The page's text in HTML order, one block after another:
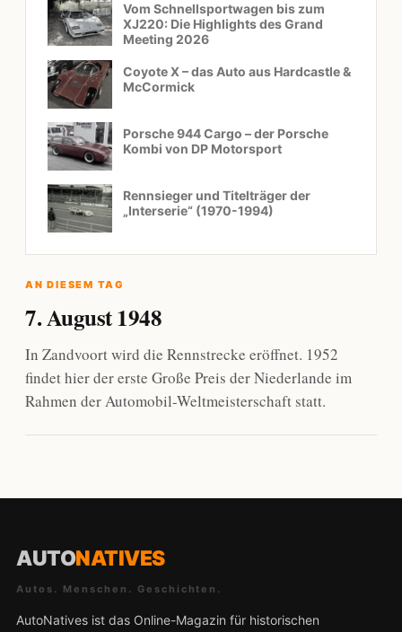
Vom Schnellsportwagen bis zum
XJ220: Die Highlights des Grand
Meeting 2026
Coyote X – das Auto aus Hardcastle &
McCormick
Porsche 944 Cargo – der Porsche
Kombi von DP Motorsport
Rennsieger und Titelträger der
„Interserie“ (1970-1994)
AN DIESEM TAG
7. August 1948
In Zandvoort wird die Rennstrecke eröffnet. 1952
findet hier der erste Große Preis der Niederlande im
Rahmen der Automobil-Weltmeisterschaft statt.
AUTONATIVES
Autos. Menschen. Geschichten.
AutoNatives ist das Online-Magazin für historischen